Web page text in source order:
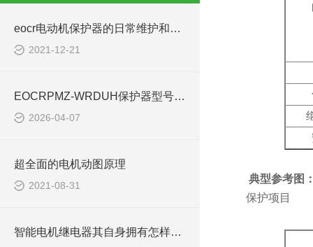
eocr电动机保护器的日常维护和使用时注意事项EOCRIFDM
2021-12-21
EOCRPMZ-WRDUH保护器型号含义
2026-04-07
超全面的电机动图原理
2021-08-31
智能电机继电器其自身拥有怎样的特点呢？
典型参考图
保护项目